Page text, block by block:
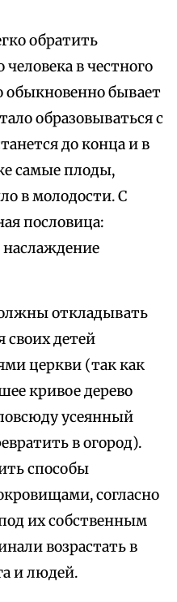
обратить
человека в честного
обыкновенно бывает
образовываться с
до конца и в
самые плоды,
в молодости. С
пословица:
откладывать
своих детей
церкви (так как
кривое дерево
усеянный
в огород).
способы
согласно
их собственным
возрастать в
и людей.